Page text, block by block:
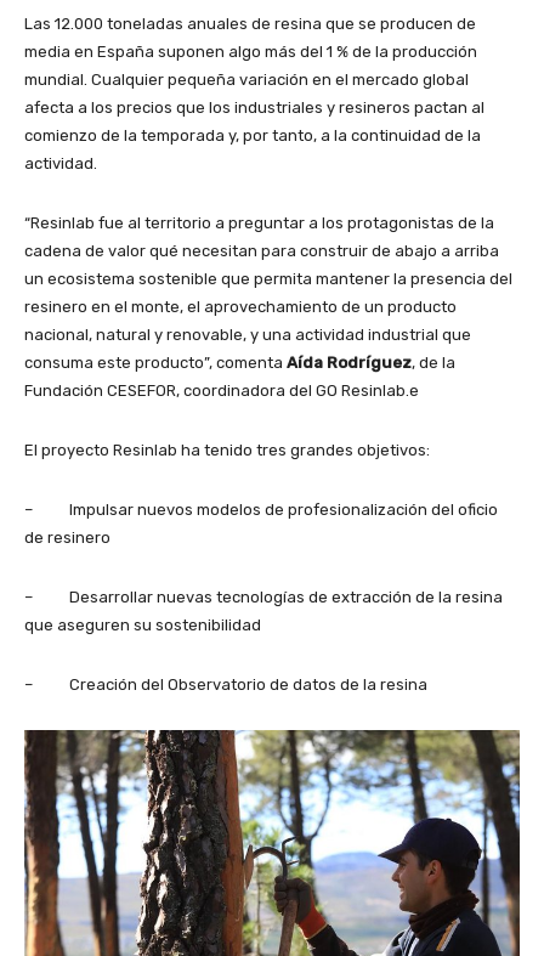
Las 12.000 toneladas anuales de resina que se producen de
media en España suponen algo más del 1 % de la producción
mundial. Cualquier pequeña variación en el mercado global
afecta a los precios que los industriales y resineros pactan al
comienzo de la temporada y, por tanto, a la continuidad de la
actividad.
“Resinlab fue al territorio a preguntar a los protagonistas de la
cadena de valor qué necesitan para construir de abajo a arriba
un ecosistema sostenible que permita mantener la presencia del
resinero en el monte, el aprovechamiento de un producto
nacional, natural y renovable, y una actividad industrial que
consuma este producto”, comenta Aída Rodríguez, de la
Fundación CESEFOR, coordinadora del GO Resinlab.e
El proyecto Resinlab ha tenido tres grandes objetivos:
– Impulsar nuevos modelos de profesionalización del oficio
de resinero
– Desarrollar nuevas tecnologías de extracción de la resina
que aseguren su sostenibilidad
– Creación del Observatorio de datos de la resina